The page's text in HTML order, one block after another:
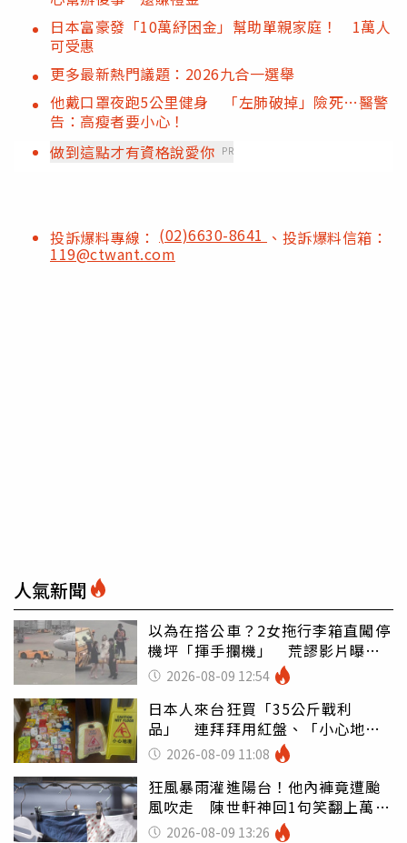
日本富豪發「10萬紓困金」幫助單親家庭！ 1萬人
可受惠
更多最新熱門議題：2026九合一選舉
他戴口罩夜跑5公里健身 「左肺破掉」險死…醫警
告：高瘦者要小心！
做到這點才有資格說愛你 PR
投訴爆料專線： (02)6630-8641 、投訴爆料信箱：
119@ctwant.com
人氣新聞
以為在搭公車？2女拖行李箱直闖停
機坪「揮手攔機」 荒謬影片曝網
傻眼2026-08-09 12:54
日本人來台狂買「35公斤戰利
品」 連拜拜用紅盤、「小心地
滑」告示牌也帶回家
2026-08-09 11:08
狂風暴雨灌進陽台！他內褲竟遭颱
風吹走 陳世軒神回1句笑翻上萬網
友 2026-08-09 13:26